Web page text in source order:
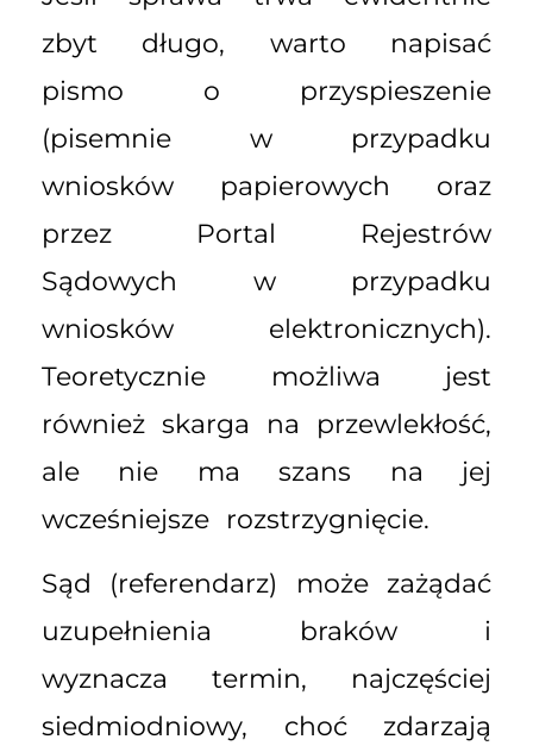
zbyt długo, warto napisać
pismo o przyspieszenie
(pisemnie w przypadku
wniosków papierowych oraz
przez Portal Rejestrów
Sądowych w przypadku
wniosków elektronicznych).
Teoretycznie możliwa jest
również skarga na przewlekłość,
ale nie ma szans na jej
wcześniejsze rozstrzygnięcie.
Sąd (referendarz) może zażądać
uzupełnienia braków i
wyznacza termin, najczęściej
siedmiodniowy, choć zdarzają